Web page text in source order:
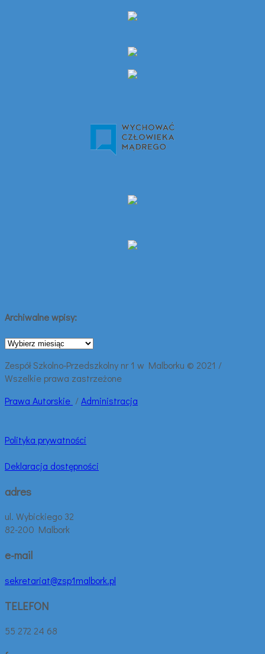
Archiwalne wpisy:
Archiwalne
Zespół Szkolno-Przedszkolny nr 1 w Malborku © 2021 /
Wszelkie prawa zastrzeżone
Prawa Autorskie /Administracja
Polityka prywatności
Deklaracja dostępności
adres
ul. Wybickiego 32
82-200 Malbork
e-mail
sekretariat@zsp1malbork.pl
TELEFON
55 272 24 68